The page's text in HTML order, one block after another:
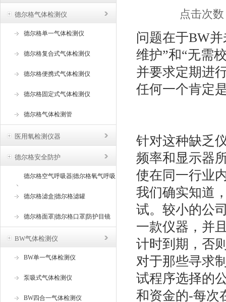
德尔格气体检测仪
德尔格单一气体检测仪
德尔格复合式气体检测仪
德尔格便携式气体检测仪
德尔格固定式气体检测仪
德尔格气体检测管
医用氧检测仪器
德尔格安全防护
德尔格空气呼吸器|德尔格氧气呼吸
器
德尔格滤盒|德尔格滤罐
德尔格面罩|德尔格口罩|防护目镜
BW气体检测仪
BW单一气体检测仪
泵吸式气体检测仪
BW四合一气体检测仪
点击次
问题在于BW
维护”和“无需
并要求定期进
任何一个肯定
针对这种缺乏
频率和显示器
使在同一行业
我们确实知道
试。较小的公
一款仪器，并
计时到期，否
对于那些寻求
试程序选择的
和资金的-每次